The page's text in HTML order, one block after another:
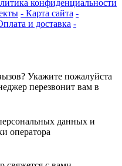
конфиденциальности
- Карта сайта -
и доставка -
Укажите пожалуйста
перезвонит вам в
данных и
оператора